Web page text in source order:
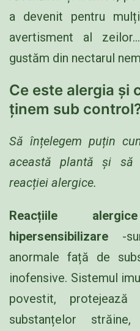
a devenit pentru
avertisment al
gustăm din nectarul
Ce este alergia și
ținem sub
Să înțelegem puțin
această plantă și să
reacției alergice.
Reacțiile alergice
hipersensibilizare -
anormale față de
inofensive. Sistemul
povestit, protejează
substanțelor